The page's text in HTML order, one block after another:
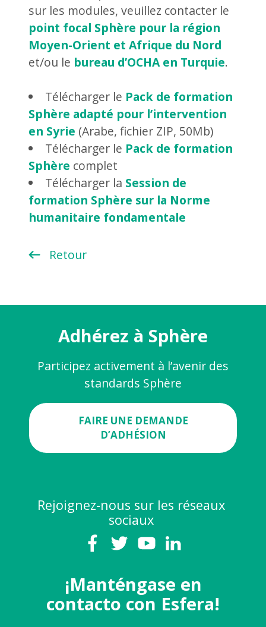
sur les modules, veuillez contacter le
point focal Sphère pour la région
Moyen-Orient et Afrique du Nord
et/ou le bureau d’OCHA en Turquie.
Télécharger le Pack de formation
Sphère adapté pour l’intervention
en Syrie (Arabe, fichier ZIP, 50Mb)
Télécharger le Pack de formation
Sphère complet
Télécharger la Session de
formation Sphère sur la Norme
humanitaire fondamentale
Retour
Adhérez à Sphère
Participez activement à l’avenir des
standards Sphère
FAIRE UNE DEMANDE
D’ADHÉSION
Rejoignez-nous sur les réseaux
sociaux
¡Manténgase en
contacto con Esfera!